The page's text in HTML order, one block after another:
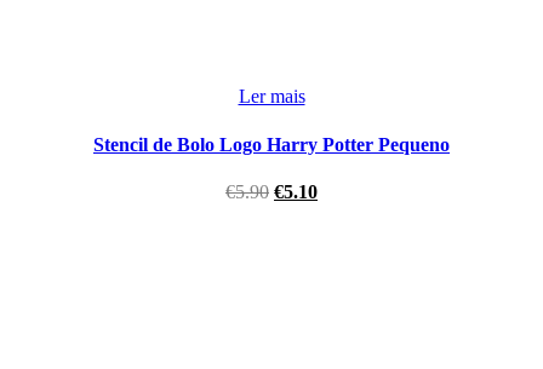
Ler mais
Stencil de Bolo Logo Harry Potter Pequeno
€5.90 €5.10